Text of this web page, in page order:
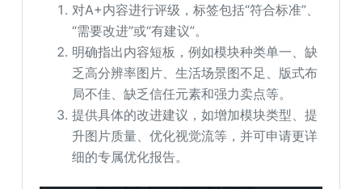
对A+内容进行评级，标签包括“符合标准”、
“需要改进”或“有建议”。
明确指出内容短板，例如模块种类单一、缺
乏高分辨率图片、生活场景图不足、版式布
局不佳、缺乏信任元素和强力卖点等。
提供具体的改进建议，如增加模块类型、提
升图片质量、优化视觉流等，并可申请更详
细的专属优化报告。